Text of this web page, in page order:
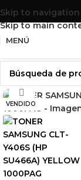
Skip to navigation
Skip to main
MENÚ
VENDIDO
Haga Click